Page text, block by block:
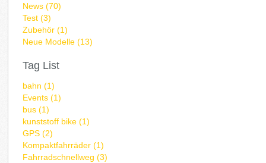
News (70)
Test (3)
Zubehör (1)
Neue Modelle (13)
Tag List
bahn (1)
Events (1)
bus (1)
kunststoff bike (1)
GPS (2)
Kompaktfahrräder (1)
Fahrradschnellweg (3)